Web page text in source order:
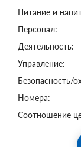
Питание и
Персонал:
Деятельность:
Управление:
Безопасность/
Номера:
Соотношение